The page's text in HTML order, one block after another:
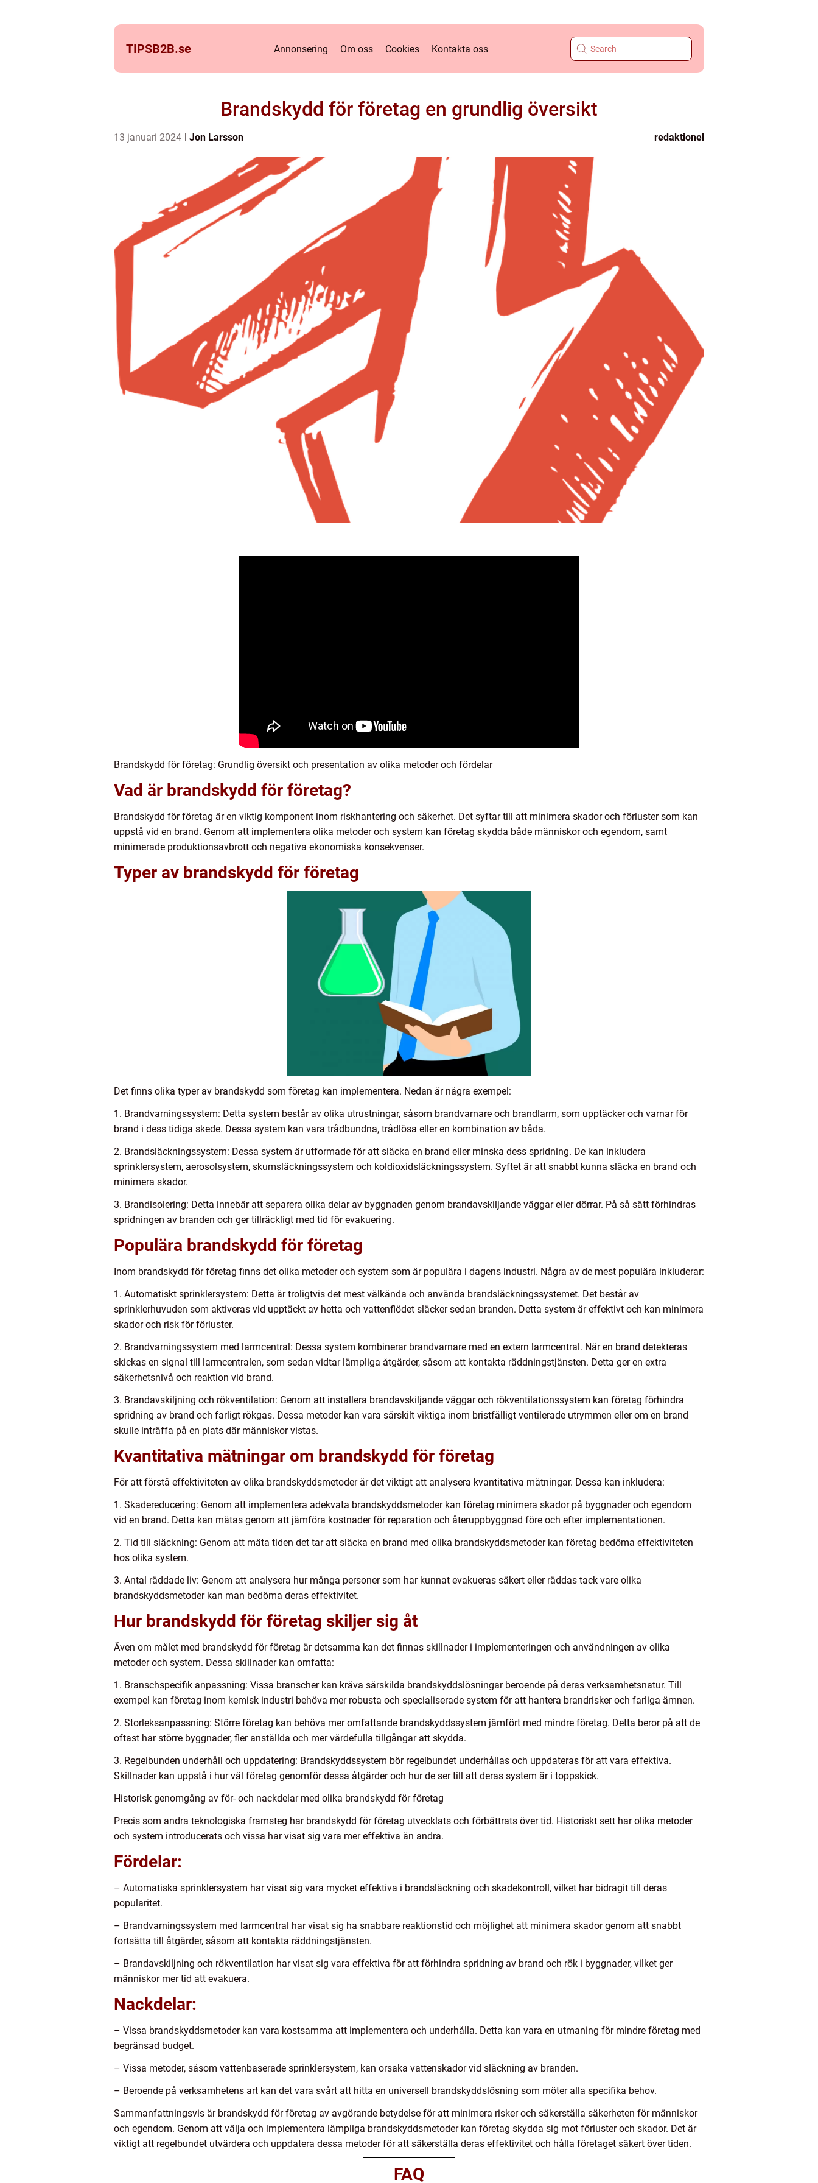
TIPSB2B.se Annonsering Om oss Cookies Kontakta oss
Brandskydd för företag en grundlig översikt
13 januari 2024 Jon Larsson redaktionel
Brandskydd för företag: Grundlig översikt och presentation av olika metoder och fördelar
Vad är brandskydd för företag?
Brandskydd för företag är en viktig komponent inom riskhantering och säkerhet. Det syftar till att minimera skador och förluster som kan
uppstå vid en brand. Genom att implementera olika metoder och system kan företag skydda både människor och egendom, samt
minimerade produktionsavbrott och negativa ekonomiska konsekvenser.
Typer av brandskydd för företag
Det finns olika typer av brandskydd som företag kan implementera. Nedan är några exempel:
1. Brandvarningssystem: Detta system består av olika utrustningar, såsom brandvarnare och brandlarm, som upptäcker och varnar för
brand i dess tidiga skede. Dessa system kan vara trådbundna, trådlösa eller en kombination av båda.
2. Brandsläckningssystem: Dessa system är utformade för att släcka en brand eller minska dess spridning. De kan inkludera
sprinklersystem, aerosolsystem, skumsläckningssystem och koldioxidsläckningssystem. Syftet är att snabbt kunna släcka en brand och
minimera skador.
3. Brandisolering: Detta innebär att separera olika delar av byggnaden genom brandavskiljande väggar eller dörrar. På så sätt förhindras
spridningen av branden och ger tillräckligt med tid för evakuering.
Populära brandskydd för företag
Inom brandskydd för företag finns det olika metoder och system som är populära i dagens industri. Några av de mest populära inkluderar:
1. Automatiskt sprinklersystem: Detta är troligtvis det mest välkända och använda brandsläckningssystemet. Det består av
sprinklerhuvuden som aktiveras vid upptäckt av hetta och vattenflödet släcker sedan branden. Detta system är effektivt och kan minimera
skador och risk för förluster.
2. Brandvarningssystem med larmcentral: Dessa system kombinerar brandvarnare med en extern larmcentral. När en brand detekteras
skickas en signal till larmcentralen, som sedan vidtar lämpliga åtgärder, såsom att kontakta räddningstjänsten. Detta ger en extra
säkerhetsnivå och reaktion vid brand.
3. Brandavskiljning och rökventilation: Genom att installera brandavskiljande väggar och rökventilationssystem kan företag förhindra
spridning av brand och farligt rökgas. Dessa metoder kan vara särskilt viktiga inom bristfälligt ventilerade utrymmen eller om en brand
skulle inträffa på en plats där människor vistas.
Kvantitativa mätningar om brandskydd för företag
För att förstå effektiviteten av olika brandskyddsmetoder är det viktigt att analysera kvantitativa mätningar. Dessa kan inkludera:
1. Skadereducering: Genom att implementera adekvata brandskyddsmetoder kan företag minimera skador på byggnader och egendom
vid en brand. Detta kan mätas genom att jämföra kostnader för reparation och återuppbyggnad före och efter implementationen.
2. Tid till släckning: Genom att mäta tiden det tar att släcka en brand med olika brandskyddsmetoder kan företag bedöma effektiviteten
hos olika system.
3. Antal räddade liv: Genom att analysera hur många personer som har kunnat evakueras säkert eller räddas tack vare olika
brandskyddsmetoder kan man bedöma deras effektivitet.
Hur brandskydd för företag skiljer sig åt
Även om målet med brandskydd för företag är detsamma kan det finnas skillnader i implementeringen och användningen av olika
metoder och system. Dessa skillnader kan omfatta:
1. Branschspecifik anpassning: Vissa branscher kan kräva särskilda brandskyddslösningar beroende på deras verksamhetsnatur. Till
exempel kan företag inom kemisk industri behöva mer robusta och specialiserade system för att hantera brandrisker och farliga ämnen.
2. Storleksanpassning: Större företag kan behöva mer omfattande brandskyddssystem jämfört med mindre företag. Detta beror på att de
oftast har större byggnader, fler anställda och mer värdefulla tillgångar att skydda.
3. Regelbunden underhåll och uppdatering: Brandskyddssystem bör regelbundet underhållas och uppdateras för att vara effektiva.
Skillnader kan uppstå i hur väl företag genomför dessa åtgärder och hur de ser till att deras system är i toppskick.
Historisk genomgång av för- och nackdelar med olika brandskydd för företag
Precis som andra teknologiska framsteg har brandskydd för företag utvecklats och förbättrats över tid. Historiskt sett har olika metoder
och system introducerats och vissa har visat sig vara mer effektiva än andra.
Fördelar:
– Automatiska sprinklersystem har visat sig vara mycket effektiva i brandsläckning och skadekontroll, vilket har bidragit till deras
popularitet.
– Brandvarningssystem med larmcentral har visat sig ha snabbare reaktionstid och möjlighet att minimera skador genom att snabbt
fortsätta till åtgärder, såsom att kontakta räddningstjänsten.
– Brandavskiljning och rökventilation har visat sig vara effektiva för att förhindra spridning av brand och rök i byggnader, vilket ger
människor mer tid att evakuera.
Nackdelar:
– Vissa brandskyddsmetoder kan vara kostsamma att implementera och underhålla. Detta kan vara en utmaning för mindre företag med
begränsad budget.
– Vissa metoder, såsom vattenbaserade sprinklersystem, kan orsaka vattenskador vid släckning av branden.
– Beroende på verksamhetens art kan det vara svårt att hitta en universell brandskyddslösning som möter alla specifika behov.
Sammanfattningsvis är brandskydd för företag av avgörande betydelse för att minimera risker och säkerställa säkerheten för människor
och egendom. Genom att välja och implementera lämpliga brandskyddsmetoder kan företag skydda sig mot förluster och skador. Det är
viktigt att regelbundet utvärdera och uppdatera dessa metoder för att säkerställa deras effektivitet och hålla företaget säkert över tiden.
FAQ